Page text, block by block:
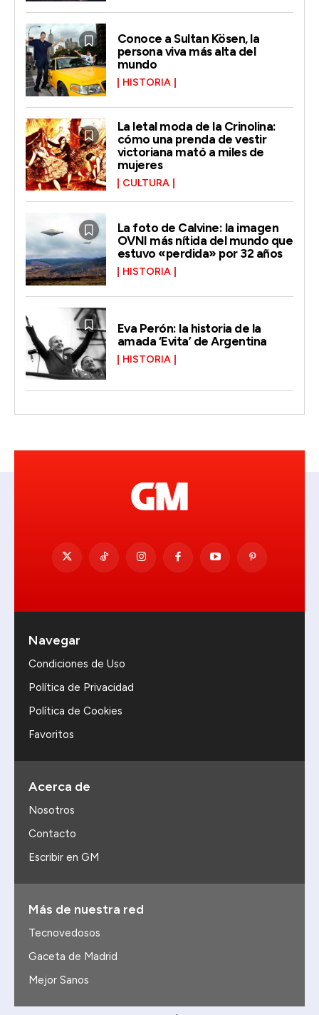
Conoce a Sultan Kösen, la
persona viva más alta del
mundo
HISTORIA
La letal moda de la Crinolina:
cómo una prenda de vestir
victoriana mató a miles de
mujeres
CULTURA
La foto de Calvine: la imagen
OVNI más nítida del mundo que
estuvo «perdida» por 32 años
HISTORIA
Eva Perón: la historia de la
amada ‘Evita’ de Argentina
HISTORIA
Navegar
Condiciones de Uso
Política de Privacidad
Política de Cookies
Favoritos
Acerca de
Nosotros
Contacto
Escribir en GM
Más de nuestra red
Tecnovedosos
Gaceta de Madrid
Mejor Sanos